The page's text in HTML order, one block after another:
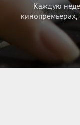
Каждую
кинопремьерах,